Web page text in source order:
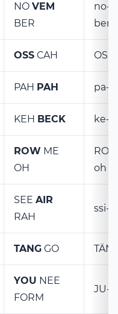
NO VEM
BER
no-
ber
OSS CAH
PAH PAH pa-
KEH BECK ke-
ROW ME
OH
oh
SEE AIR
RAH
ssi-
TANG GO
YOU NEE
FORM
JU-